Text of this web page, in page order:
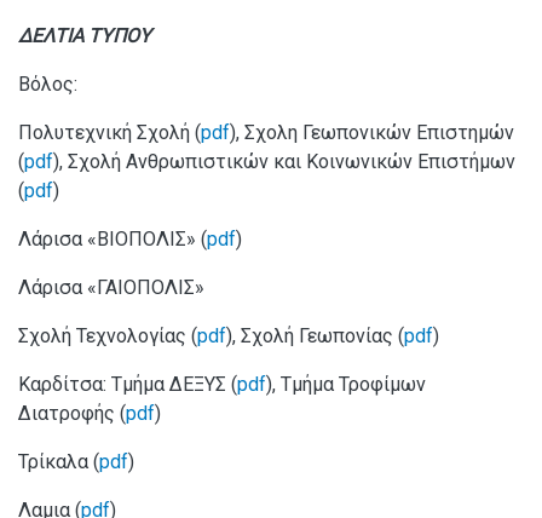
ΔΕΛΤΙΑ ΤΥΠΟΥ
Βόλος:
Πολυτεχνική Σχολή (pdf), Σχολη Γεωπονικών Επιστημών
(pdf), Σχολή Ανθρωπιστικών και Κοινωνικών Επιστήμων
(pdf)
Λάρισα «ΒΙΟΠΟΛΙΣ» (pdf)
Λάρισα «ΓΑΙΟΠΟΛΙΣ»
Σχολή Τεχνολογίας (pdf), Σχολή Γεωπονίας (pdf)
Καρδίτσα: Τμήμα ΔΕΞΥΣ (pdf), Τμήμα Τροφίμων
Διατροφής (pdf)
Τρίκαλα (pdf)
Λαμια (pdf)